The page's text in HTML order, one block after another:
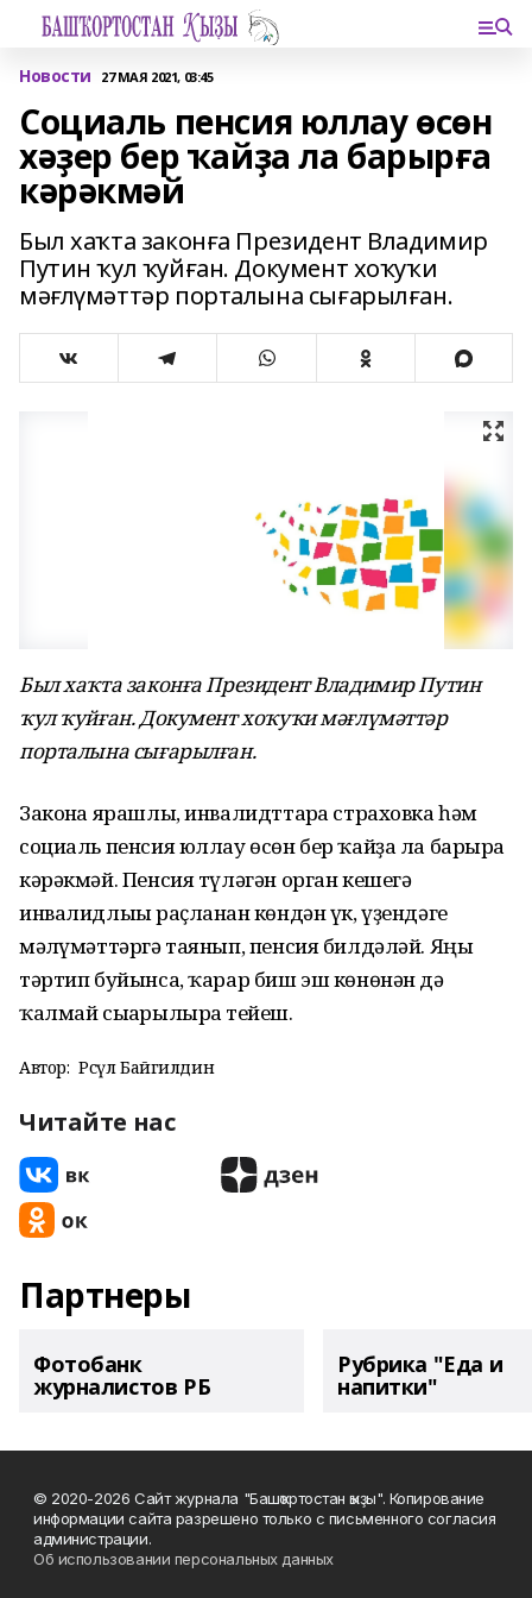
Новости 27 МАЯ 2021, 03:45
Социаль пенсия юллау өсөн
хәҙер бер ҡайҙа ла барырға
кәрәкмәй
Был хаҡта законға Президент Владимир
Путин ҡул ҡуйған. Документ хоҡуҡи
мәғлүмәттәр порталына сығарылған.
Был хаҡта законға Президент Владимир Путин
ҡул ҡуйған. Документ хоҡуҡи мәғлүмәттәр
порталына сығарылған.
Законға ярашлы, инвалидттарға страховка һәм
социаль пенсия юллау өсөн бер ҡайҙа ла барырға
кәрәкмәй. Пенсия түләгән орган кешегә
инвалидлығы раҫланған көндән үк, үҙендәге
мәғлүмәттәргә таянып, пенсия билдәләй. Яңы
тәртип буйынса, ҡарар биш эш көнөнән дә
ҡалмай сығарылырға тейеш.
Автор: Рәсүл Байгилдин
Читайте нас
Партнеры
Фотобанк
журналистов РБ
Рубрика "Еда и
напитки"
© 2020-2026 Сайт журнала "Башҡортостан ҡыҙы". Копирование
информации сайта разрешено только с письменного согласия
администрации.
Об использовании персональных данных